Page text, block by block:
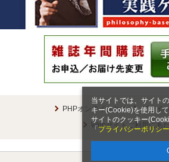
当サイトでは、サイト
キー(Cookie)を使用し
サイトのクッキー
「 プライバシーポリシー
PHPオンラインとは
プライ
Webサイトご利用にあ